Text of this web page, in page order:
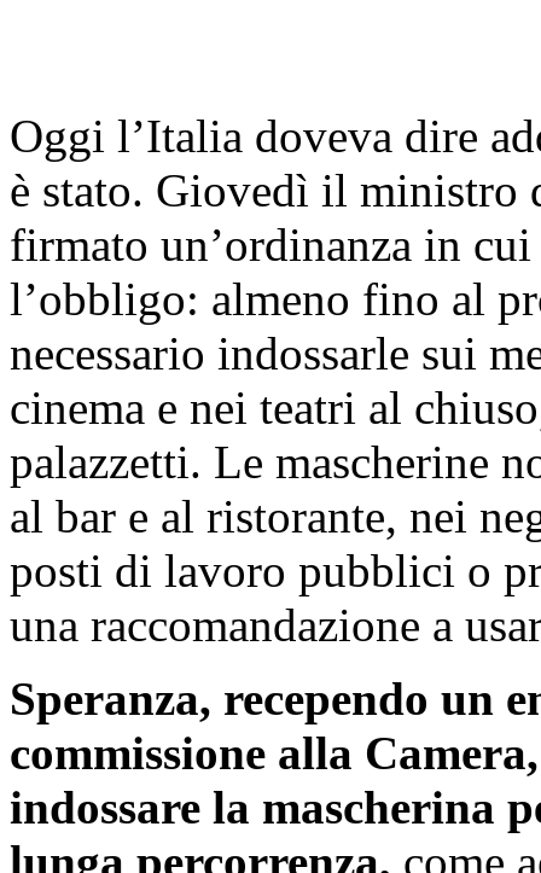
Oggi l’Italia doveva dire
è stato. Giovedì il ministro
firmato un’ordinanza in
l’obbligo: almeno fino al
necessario indossarle sui
cinema e nei teatri al
palazzetti. Le mascherine
al bar e al ristorante, nei
posti di lavoro pubblici o
una raccomandazione a
Speranza, recependo un
commissione alla
indossare la mascherina
lunga percorrenza, come